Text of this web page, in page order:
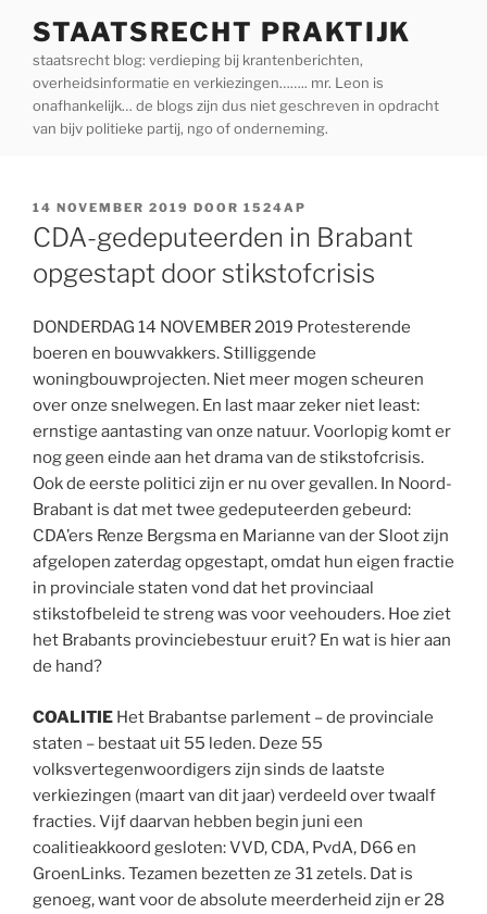
inhoud
STAATSRECHT PRAKTIJK
staatsrecht blog: verdieping bij krantenberichten,
overheidsinformatie en verkiezingen…….. mr. Leon is
onafhankelijk… de blogs zijn dus niet geschreven in opdracht
van bijv politieke partij, ngo of onderneming.
GEPLAATST
OP
14 NOVEMBER 2019 DOOR 1524AP
CDA-gedeputeerden in Brabant
opgestapt door stikstofcrisis
DONDERDAG 14 NOVEMBER 2019 Protesterende
boeren en bouwvakkers. Stilliggende
woningbouwprojecten. Niet meer mogen scheuren
over onze snelwegen. En last maar zeker niet least:
ernstige aantasting van onze natuur. Voorlopig komt er
nog geen einde aan het drama van de stikstofcrisis.
Ook de eerste politici zijn er nu over gevallen. In Noord-
Brabant is dat met twee gedeputeerden gebeurd:
CDA’ers Renze Bergsma en Marianne van der Sloot zijn
afgelopen zaterdag opgestapt, omdat hun eigen fractie
in provinciale staten vond dat het provinciaal
stikstofbeleid te streng was voor veehouders. Hoe ziet
het Brabants provinciebestuur eruit? En wat is hier aan
de hand?
COALITIE Het Brabantse parlement – de provinciale
staten – bestaat uit 55 leden. Deze 55
volksvertegenwoordigers zijn sinds de laatste
verkiezingen (maart van dit jaar) verdeeld over twaalf
fracties. Vijf daarvan hebben begin juni een
coalitieakkoord gesloten: VVD, CDA, PvdA, D66 en
GroenLinks. Tezamen bezetten ze 31 zetels. Dat is
genoeg, want voor de absolute meerderheid zijn er 28